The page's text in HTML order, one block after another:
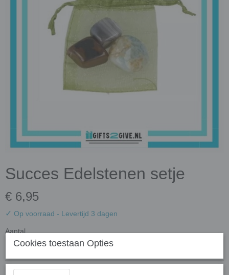
Succes Edelstenen setje
€ 6,95
✓ Op voorraad - Levertijd 3 dagen
Aantal
Cookies toestaan Opties